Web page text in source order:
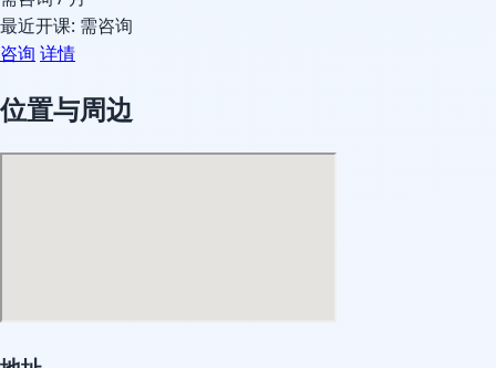
最近开课: 需咨询
咨询 详情
位置与周边